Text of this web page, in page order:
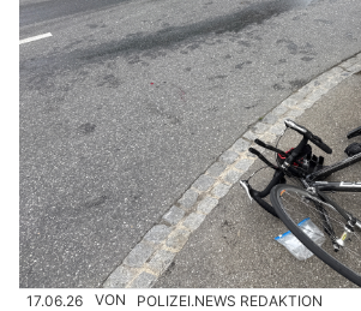
17.06.26 VON POLIZEI.NEWS REDAKTION